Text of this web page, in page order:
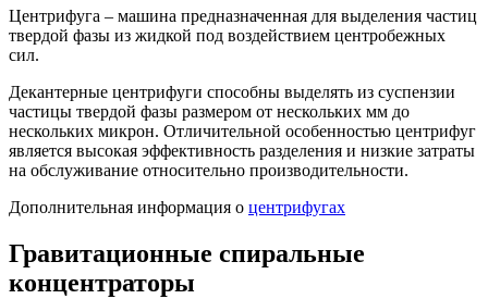
Центрифуга – машина предназначенная для выделения частиц
твердой фазы из жидкой под воздействием центробежных
сил.
Декантерные центрифуги способны выделять из суспензии
частицы твердой фазы размером от нескольких мм до
нескольких микрон. Отличительной особенностью центрифуг
является высокая эффективность разделения и низкие затраты
на обслуживание относительно производительности.
Дополнительная информация о центрифугах
Гравитационные спиральные
концентраторы